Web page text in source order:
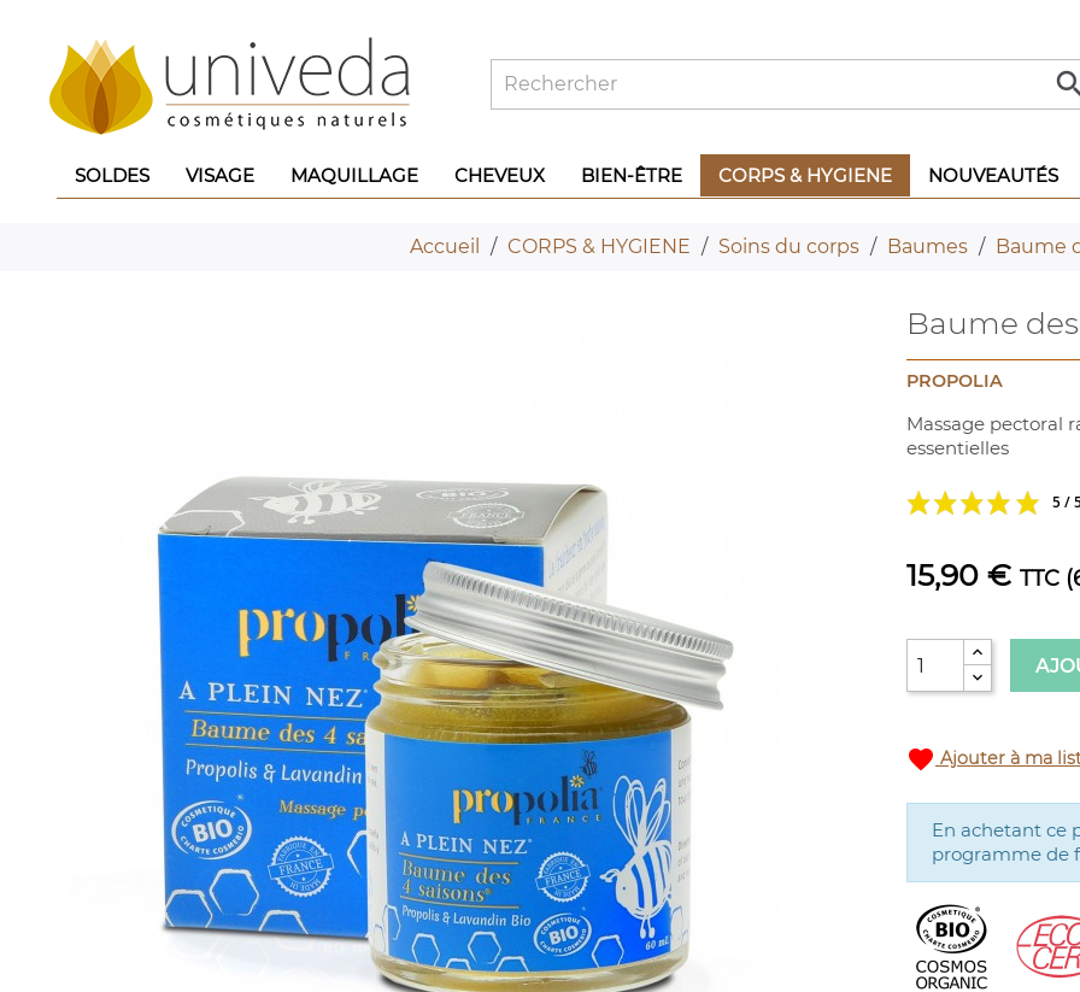
SOLDES VISAGE MAQUILLAGE CHEVEUX BIEN-ÊTRE CORPS & HYGIENE NOUVEAUTÉS
Accueil CORPS & HYGIENE Soins du corps Baumes Baume
Baume
PROPOLIA
Massage pectoral
essentielles
5 / 5
15,90 € TTC
favorite Ajouter à ma
En achetant ce
programme de